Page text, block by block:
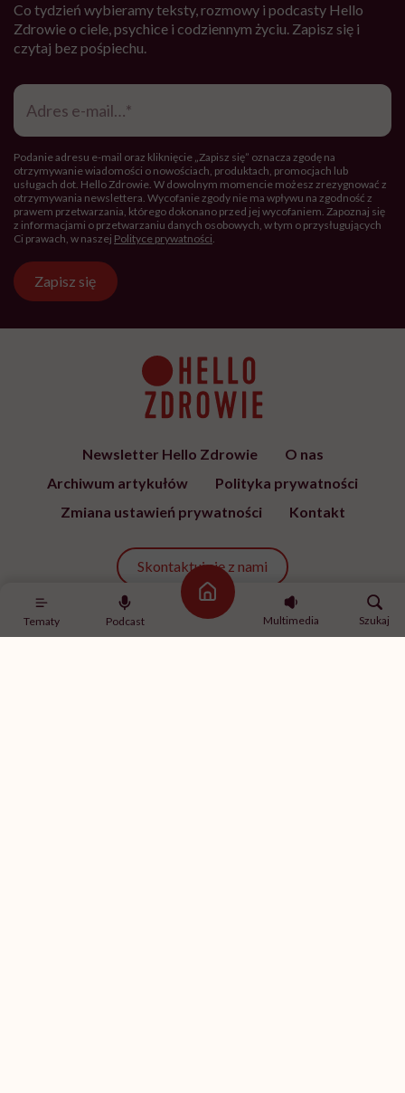
Tematy Podcast
Strona główna
Multimedia
Szukaj
Co tydzień wybieramy teksty, rozmowy i podcasty Hello
Zdrowie o ciele, psychice i codziennym życiu. Zapisz się i
czytaj bez pośpiechu.
Adres
mail*
Podanie adresu e-mail oraz kliknięcie „Zapisz się” oznacza zgodę na
otrzymywanie wiadomości o nowościach, produktach, promocjach lub
usługach dot. Hello Zdrowie. W dowolnym momencie możesz zrezygnować z
otrzymywania newslettera. Wycofanie zgody nie ma wpływu na zgodność z
prawem przetwarzania, którego dokonano przed jej wycofaniem. Zapoznaj się
z informacjami o przetwarzaniu danych osobowych, w tym o przysługujących
Ci prawach, w naszej Polityce prywatności.
Zapisz się
Newsletter Hello Zdrowie
O nas
Archiwum artykułów
Polityka prywatności
Zmiana ustawień prywatności
Kontakt
Skontaktuj się z nami
Fundacja Hello Zdrowie
ul. Poleczki 35